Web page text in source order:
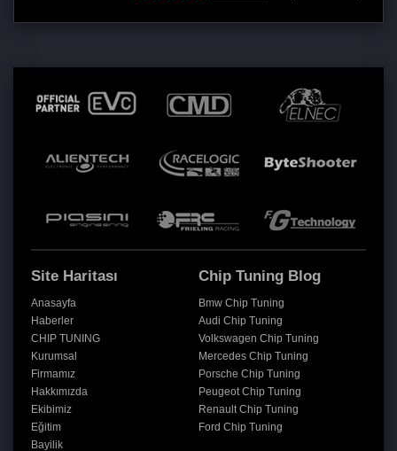
Site Haritası
Anasayfa
Haberler
CHIP TUNING
Kurumsal
Firmamız
Hakkımızda
Ekibimiz
Eğitim
Bayilik
Chip Tuning Blog
Bmw Chip Tuning
Audi Chip Tuning
Volkswagen Chip Tuning
Mercedes Chip Tuning
Porsche Chip Tuning
Peugeot Chip Tuning
Renault Chip Tuning
Ford Chip Tuning